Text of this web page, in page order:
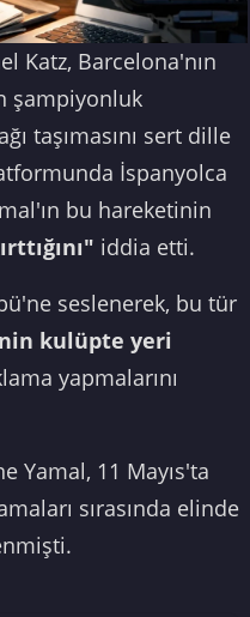
Katz, Barcelona'nın
şampiyonluk
taşımasını sert dille
İspanyolca
bu hareketinin
iddia etti.
seslenerek, bu tür
kulüpte yeri
yapmalarını
Yamal, 11 Mayıs'ta
sırasında elinde